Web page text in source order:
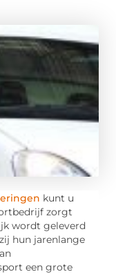
kunt u
zorgt
wordt geleverd
hun jarenlange
een grote